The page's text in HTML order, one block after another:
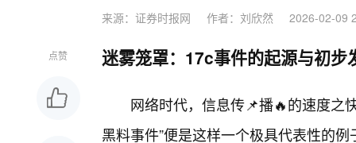
来源：证券时报网 作者：刘欣然 2026-02-09
点赞 迷雾笼罩：17c事件的起源与初步
网络时代，信息传📌播🔥的速度之
黑料事件”便是这样一个极具代表性的